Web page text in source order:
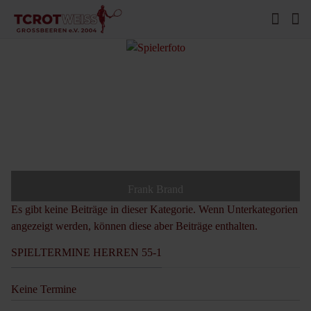
Frank Brand
Es gibt keine Beiträge in dieser Kategorie. Wenn Unterkategorien
angezeigt werden, können diese aber Beiträge enthalten.
SPIELTERMINE HERREN 55-1
Keine Termine